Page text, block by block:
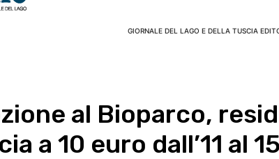
GIORNALE DEL LAGO E DELLA TUSCIA
al Bioparco,
a 10 euro dall’11 al